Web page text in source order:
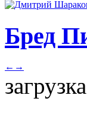
Бред
← →